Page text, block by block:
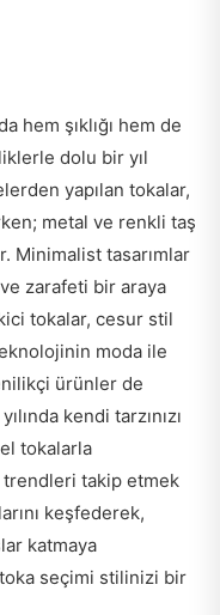
hem şıklığı hem de
dolu bir yıl
yapılan tokalar,
metal ve renkli taş
Minimalist tasarımlar
zarafeti bir araya
tokalar, cesur stil
moda ile
ürünler de
kendi tarzınızı
tokalarla
takip etmek
keşfederek,
katmaya
seçimi stilinizi bir